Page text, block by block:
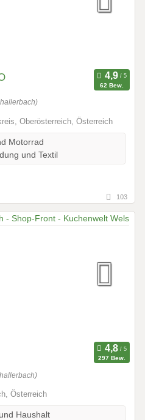
62 Bew.
Oberösterreich, Österreich
Motorrad
und Textil
103
297 Bew.
Österreich
Haushalt